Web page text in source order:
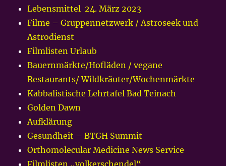
Lebensmittel 24. März 2023
Filme – Gruppennetzwerk / Astroseek und
Astrodienst
Filmlisten Urlaub
Bauernmärkte/Hofläden / vegane
Restaurants/ Wildkräuter/Wochenmärkte
Kabbalistische Lehrtafel Bad Teinach
Golden Dawn
Aufklärung
Gesundheit – BTGH Summit
Orthomolecular Medicine News Service
Filmlisten „volkerschendel“